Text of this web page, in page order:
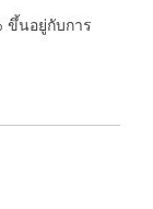
ขึ้นอยู่กับการ